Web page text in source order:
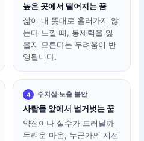
높은 곳에서 떨어지는 꿈
삶이 내 뜻대로 흘러가지 않
는다 느낄 때, 통제력을 잃
을지 모른다는 두려움이 반
영됩니다.
4 수치심·노출 불안
사람들 앞에서 벌거벗는 꿈
약점이나 실수가 드러날까
두려운 마음, 누군가의 시선